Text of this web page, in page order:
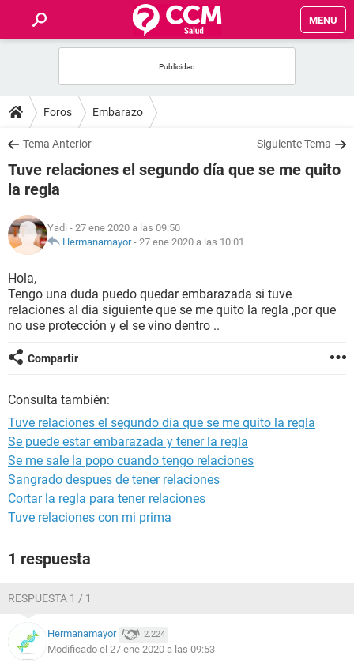
MENU
FOROS
SALUD
FAMILIA
NUTRICIÓN
SEXUALIDAD
Foros Embarazo
Tema Anterior Siguiente Tema
Tuve relaciones el segundo día que se me quito
la regla
Yadi - 27 ene 2020 a las 09:50
Hermanamayor- 27 ene 2020 a las 10:01
Hola,
Tengo una duda puedo quedar embarazada si tuve
relaciones al dia siguiente que se me quito la regla ,por que
no use protección y el se vino dentro ..
Compartir
Consulta también:
Tuve relaciones el segundo día que se me quito la regla
Se puede estar embarazada y tener la regla
Se me sale la popo cuando tengo relaciones
Sangrado despues de tener relaciones
Cortar la regla para tener relaciones
Tuve relaciones con mi prima
1 respuesta
RESPUESTA 1 / 1
Hermanamayor 2.224
Modificado el 27 ene 2020 a las 09:53